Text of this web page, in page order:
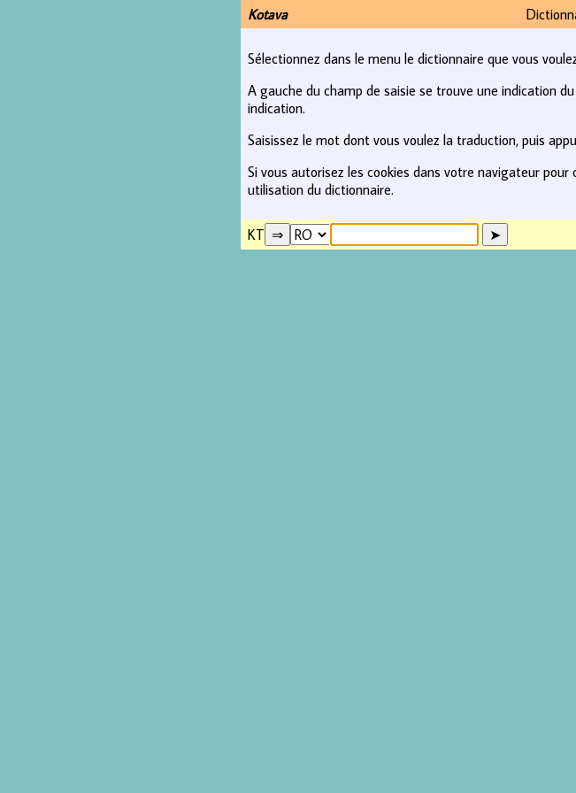
Kotava
Sélectionnez dans le menu le dictionnaire que vous
A gauche du champ de saisie se trouve une indication
indication.
Saisissez le mot dont vous voulez la traduction, puis
Si vous autorisez les cookies dans votre navigateur
utilisation du dictionnaire.
KT